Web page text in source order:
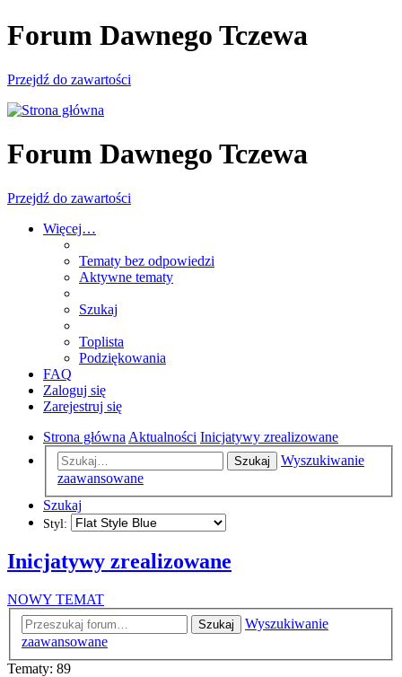
Forum Dawnego Tczewa
Przejdź do zawartości
Forum Dawnego Tczewa
Przejdź do zawartości
Więcej…
Tematy bez odpowiedzi
Aktywne tematy
Szukaj
Toplista
Podziękowania
FAQ
Zaloguj się
Zarejestruj się
Strona główna Aktualności Inicjatywy zrealizowane
Szukaj
Wyszukiwanie
zaawansowane
Szukaj
Styl:
Inicjatywy zrealizowane
NOWY TEMAT
Szukaj
Wyszukiwanie
zaawansowane
Tematy: 89